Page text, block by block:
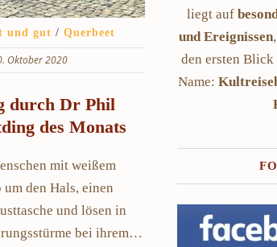
und gut /Querbeet
Oktober 2020
durch Dr Phil
des Monats
mit weißem
den Hals, einen
und lösen in
bei ihrem…
liegt auf
und Ereignissen
den ersten
Name: